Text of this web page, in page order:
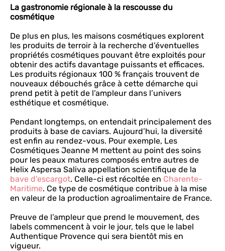
La gastronomie régionale à la rescousse du
cosmétique
De plus en plus, les maisons cosmétiques explorent
les produits de terroir à la recherche d’éventuelles
propriétés cosmétiques pouvant être exploités pour
obtenir des actifs davantage puissants et efficaces.
Les produits régionaux 100 % français trouvent de
nouveaux débouchés grâce à cette démarche qui
prend petit à petit de l’ampleur dans l’univers
esthétique et cosmétique.
Pendant longtemps, on entendait principalement des
produits à base de caviars. Aujourd’hui, la diversité
est enfin au rendez-vous. Pour exemple, Les
Cosmétiques Jeanne M mettent au point des soins
pour les peaux matures composés entre autres de
Helix Aspersa Saliva appellation scientifique de la
bave d’escargot. Celle-ci est récoltée en Charente-
Maritime. Ce type de cosmétique contribue à la mise
en valeur de la production agroalimentaire de France.
Preuve de l’ampleur que prend le mouvement, des
labels commencent à voir le jour, tels que le label
Authentique Provence qui sera bientôt mis en
vigueur.